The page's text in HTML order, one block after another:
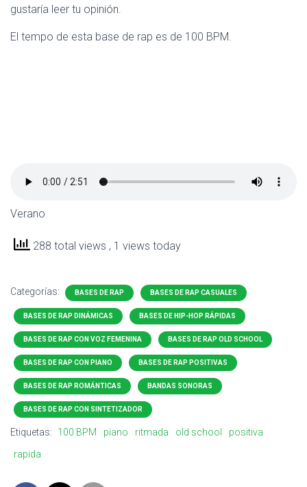
gustaría leer tu opinión.
El tempo de esta base de rap es de 100 BPM.
Verano
288 total views , 1 views today
Categorías: BASES DE RAP BASES DE RAP CASUALES
BASES DE RAP DINÁMICAS BASES DE HIP-HOP RÁPIDAS
BASES DE RAP CON VOZ FEMENINA BASES DE RAP OLD SCHOOL
BASES DE RAP CON PIANO BASES DE RAP POSITIVAS
BASES DE RAP ROMÁNTICAS BANDAS SONORAS
BASES DE RAP CON SINTETIZADOR
Etiquetas: 100 BPM piano ritmada old school
positiva
rapida